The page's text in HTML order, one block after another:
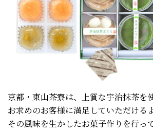
京都・東山茶寮は、上質な宇治抹茶を
お求めのお客様に満足していただけるよ
その風味を生かしたお菓子作りを行っ